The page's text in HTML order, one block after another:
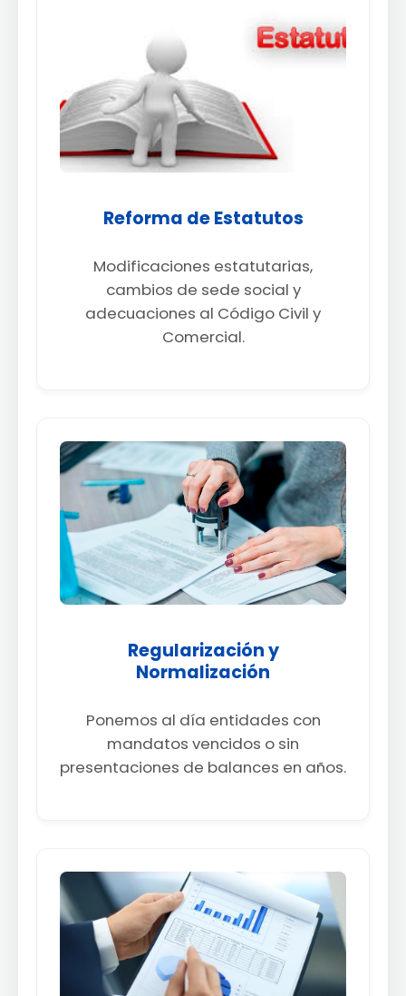
Reforma de Estatutos
Modificaciones estatutarias,
cambios de sede social y
adecuaciones al Código Civil y
Comercial.
Regularización y
Normalización
Ponemos al día entidades con
mandatos vencidos o sin
presentaciones de balances en años.